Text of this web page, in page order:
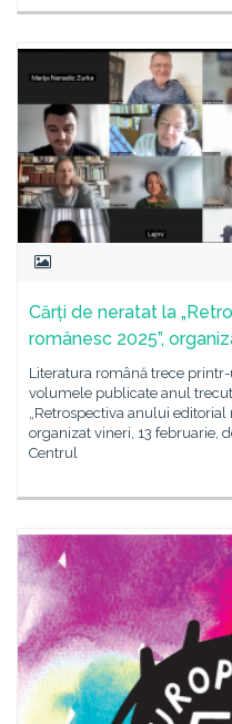
Cărți de neratat la
românesc 2025”,
Literatura română trece
volumele publicate anul
„Retrospectiva anului
organizat vineri, 13 februarie,
Centrul